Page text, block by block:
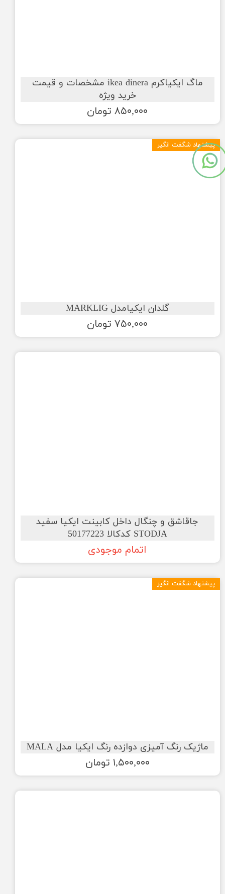
ماگ ایکیاکرم ikea dinera مشخصات و قیمت
خرید ویژه
۸۵۰,۰۰۰ تومان
گلدان ایکیامدل MARKLIG
۷۵۰,۰۰۰ تومان
پیشنهاد شگفت انگیر
جاقاشق و چنگال داخل کابینت ایکیا سفید
STODJA کدکالا 50177223
اتمام موجودی
ماژیک رنگ آمیزی دوازده رنگ ایکیا مدل MALA
۱,۵۰۰,۰۰۰ تومان
پیشنهاد شگفت انگیز